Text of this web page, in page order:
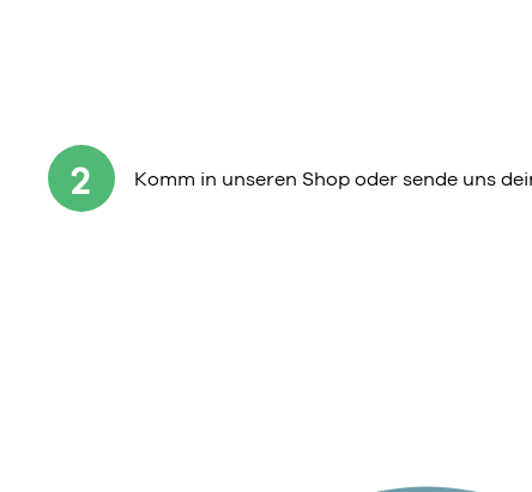
2 Komm in unseren Shop oder sende uns